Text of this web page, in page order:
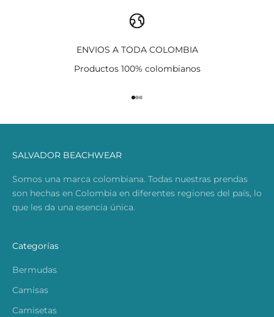
ENVIOS A TODA COLOMBIA
Productos 100% colombianos
Ir al artículo 1
Ir al artículo 2
Ir al artículo 3
SALVADOR BEACHWEAR
Somos una marca colombiana. Todas nuestras prendas
son hechas en Colombia en diferentes regiones del país, lo
que les da una esencia única.
Categorías
Bermudas
Camisas
Camisetas